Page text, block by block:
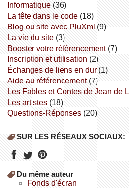
informatique(36)
la tête dans le code(18)
Blog ou site avec PluXml (9)
la vie du site(3)
booster votre référencement(7)
inscription et utilisation (2)
échanges de liens en dur(1)
aide au référencement(7)
Les Fables et Contes de Jean de
Les artistes(18)
Questions-Réponses(20)
SUR LES RÉSEAUX SOCIAUX:
Du même auteur
fonds d'écran